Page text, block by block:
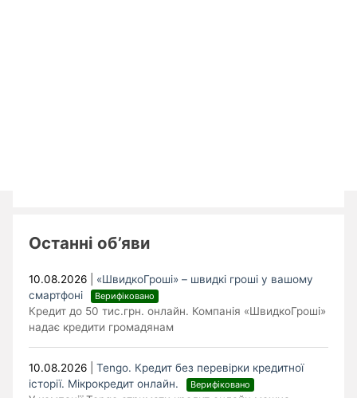
Останні об’яви
10.08.2026
«ШвидкоГроші» – швидкі гроші у вашому
смартфоні
Верифіковано
Кредит до 50 тис.грн. онлайн. Компанія «ШвидкоГроші»
надає кредити громадянам
10.08.2026 |Tengo. Кредит без перевірки кредитної
історії. Мікрокредит онлайн.
Верифіковано